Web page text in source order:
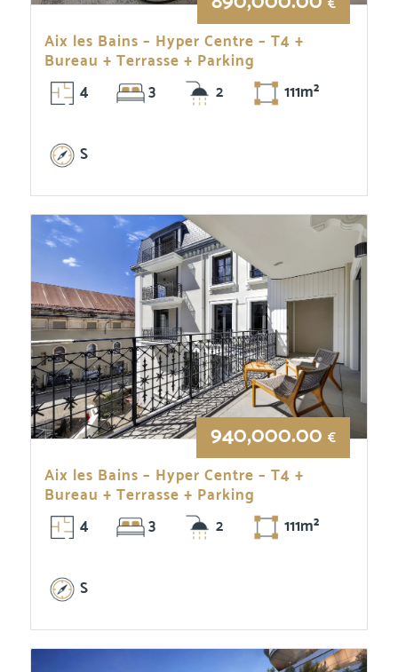
Aix les Bains – Hyper Centre – T4 +
Bureau + Terrasse + Parking
4
3 2 111m²
S
940,000.00€
Aix les Bains – Hyper Centre – T4 +
Bureau + Terrasse + Parking
4
3 2 111m²
S